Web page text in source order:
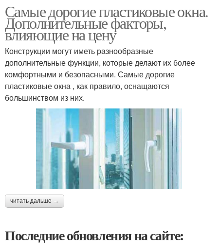
Самые дорогие пластиковые окна.
Дополнительные факторы,
влияющие на цену
Конструкции могут иметь разнообразные
дополнительные функции, которые делают их более
комфортными и безопасными. Самые дорогие
пластиковые окна , как правило, оснащаются
большинством из них.
читать дальше →
Последние обновления на сайте: